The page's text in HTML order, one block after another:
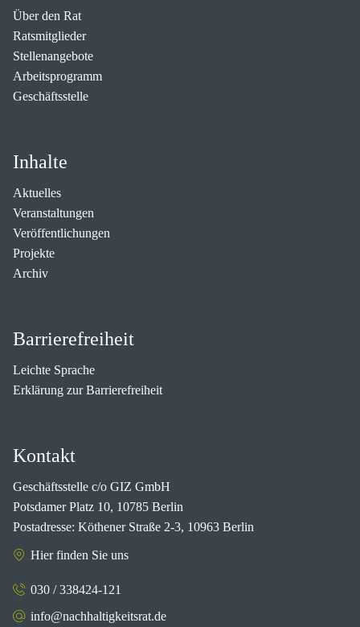
Über den Rat
Ratsmitglieder
Stellenangebote
Arbeitsprogramm
Geschäftsstelle
Inhalte
Aktuelles
Veranstaltungen
Veröffentlichungen
Projekte
Archiv
Barrierefreiheit
Leichte Sprache
Erklärung zur Barrierefreiheit
Kontakt
Geschäftsstelle c/o GIZ GmbH
Potsdamer Platz 10, 10785 Berlin
Postadresse: Köthener Straße 2-3, 10963 Berlin
Hier finden Sie uns
030 / 338424-121
info@nachhaltigkeitsrat.de